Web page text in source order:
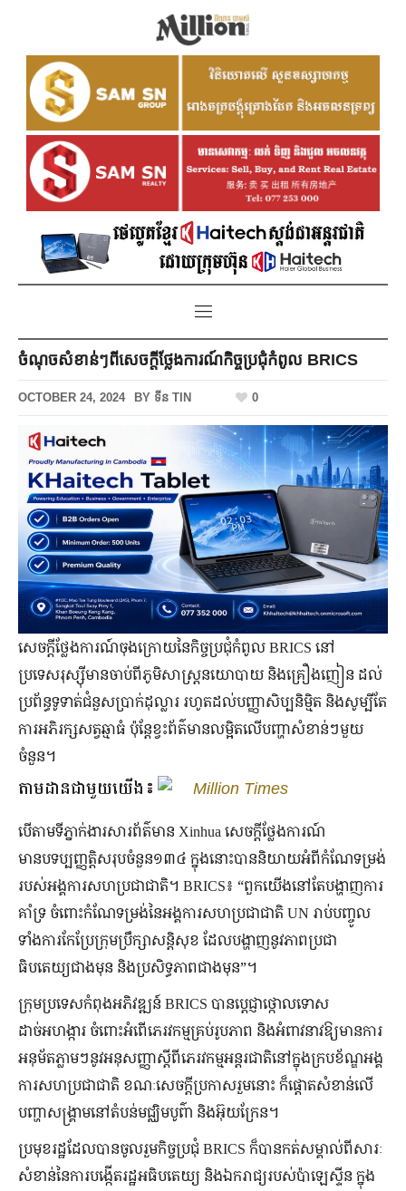
ចំណុចសំខាន់ៗពីសេចក្តីថ្លែងការណ៍កិច្ចប្រជុំកំពូល BRICS
OCTOBER 24, 2024 BY ទីន TIN 0
សេចក្តីថ្លែងការណ៍ចុងក្រោយនៃកិច្ចប្រជុំកំពូល BRICS នៅ
ប្រទេសរុស្ស៊ីមានចាប់ពីភូមិសាស្ត្រនយោបាយ និងគ្រឿងញៀន ដល់
ប្រព័ន្ធទូទាត់ជំនួសប្រាក់ដុល្លារ រហូតដល់បញ្ញាសិប្បនិម្មិត និងសូម្បីតែ
ការអភិរក្សសត្វឆ្មាធំ ប៉ុន្តែខ្វះព័ត៌មានលម្អិតលើបញ្ហាសំខាន់ៗមួយ
ចំនួន។
តាមដានជាមួយយើង៖ Million Times
បើតាមទីភ្នាក់ងារសារព័ត៌មាន Xinhua សេចក្តី​ថ្លែងការណ៍​
មានបទប្បញ្ញត្តិ​សរុប​ចំនួន១៣៤ ក្នុងនោះ​បាន​និយាយ​អំពី​កំណែ​ទម្រង់​
របស់​អង្គការ​សហ​ប្រជាជាតិ។ BRICS៖ “ពួកយើងនៅតែបង្ហាញការ
គាំទ្រ ចំពោះកំណែទម្រង់នៃអង្គការសហប្រជាជាតិ UN រាប់បញ្ចូល
ទាំងការកែប្រែក្រុមប្រឹក្សាសន្តិសុខ ដែលបង្ហាញនូវភាពប្រជា
ធិបតេយ្យជាងមុន និងប្រសិទ្ធភាពជាងមុន”។
ក្រុមប្រទេសកំពុងអភិវឌ្ឍន៍ BRICS បានប្ដេជ្ញាថ្កោលទោស
ដាច់អហង្ការ ចំពោះអំពើភេរវកម្មគ្រប់រូបភាព និងអំពាវនាវឱ្យមានការ
អនុម័តភ្លាមៗនូវអនុសញ្ញាស្តីពីភេរវកម្មអន្តរជាតិនៅក្នុងក្របខ័ណ្ឌអង្គ
ការសហប្រជាជាតិ ខណៈសេចក្ដីប្រកាសរួមនោះ ក៏ផ្ដោតសំខាន់លើ
បញ្ហាសង្គ្រាមនៅតំបន់មជ្ឈិមបូព៌ា និងអ៊ុយក្រែន។
ប្រមុខរដ្ឋដែលបានចូលរួមកិច្ចប្រជុំ BRICS ក៏បានកត់សម្គាល់ពីសារៈ
សំខាន់នៃការបង្កើតរដ្ឋអធិបតេយ្យ និងឯករាជ្យរបស់ប៉ាឡេស្ទីន ក្នុង